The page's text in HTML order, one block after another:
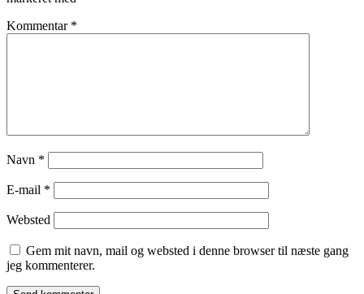
Kommentar *
Navn *
E-mail *
Websted
Gem mit navn, mail og websted i denne browser til næste gang
jeg kommenterer.